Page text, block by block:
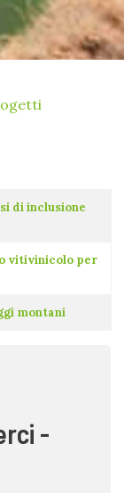
di inclusione
vitivinicolo per
montani
-